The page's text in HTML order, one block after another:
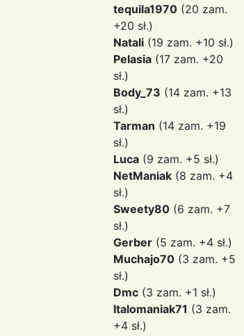
tequila1970 (20 zam.
+20 sł.)
Natali (19 zam. +10 sł.)
Pelasia (17 zam. +20
sł.)
Body_73 (14 zam. +13
sł.)
Tarman (14 zam. +19
sł.)
Luca (9 zam. +5 sł.)
NetManiak (8 zam. +4
sł.)
Sweety80 (6 zam. +7
sł.)
Gerber (5 zam. +4 sł.)
Muchajo70 (3 zam. +5
sł.)
Dmc (3 zam. +1 sł.)
Italomaniak71 (3 zam.
+4 sł.)